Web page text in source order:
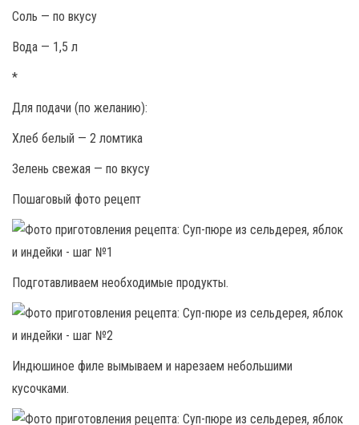
Соль — по вкусу
Вода — 1,5 л
*
Для подачи (по желанию):
Хлеб белый — 2 ломтика
Зелень свежая — по вкусу
Пошаговый фото рецепт
Подготавливаем необходимые продукты.
Индюшиное филе вымываем и нарезаем небольшими
кусочками.